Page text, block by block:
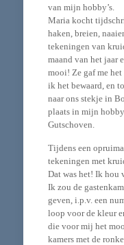
van mijn hobby’s.
Maria kocht
haken, breien,
tekeningen van
maand van het jaar
mooi! Ze gaf me
ik het bewaard, en
naar ons stekje in
plaats in mijn
Gutschoven.
Tijdens een
tekeningen met
Dat was het! Ik hou
Ik zou de
geven, i.p.v. een
loop voor de kleur
die voor mij het
kamers met de